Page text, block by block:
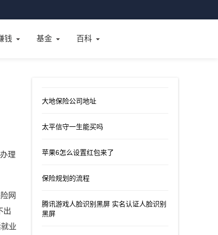
钱 基金 百科
理
网
出
业
大地保险公司地址
太平信守一生能买吗
苹果6怎么设置红包来了
保险规划的流程
腾讯游戏人脸识别黑屏 实名认证人脸识别
黑屏